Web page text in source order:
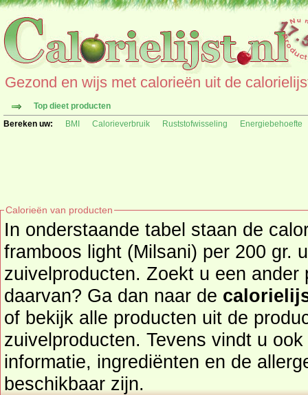
Gezond en wijs met calorieën uit de
Top dieet producten
Bereken uw:
BMI Calorieverbruik Ruststofwisseling Energiebehoefte
Calorieën van producten
In onderstaande tabel staan de
framboos light (Milsani) per 200 gr.
zuivelproducten. Zoekt u een ander product en de calorieën
daarvan? Ga dan naar de
of bekijk alle producten uit de
zuivelproducten. Tevens vindt u ook de uitgebreide calorie
informatie, ingrediënten en de
beschikbaar zijn.